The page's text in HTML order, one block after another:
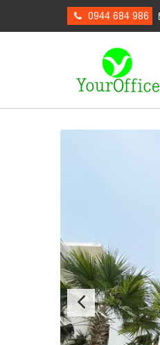
0944 684 986